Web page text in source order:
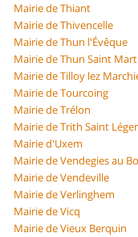
Mairie de Thiant
Mairie de Thivencelle
Mairie de Thun l'Évêque
Mairie de Thun Saint
Mairie de Tilloy lez
Mairie de Tourcoing
Mairie de Trélon
Mairie de Trith Saint Léger
Mairie d'Uxem
Mairie de Vendegies au
Mairie de Vendeville
Mairie de Verlinghem
Mairie de Vicq
Mairie de Vieux Berquin